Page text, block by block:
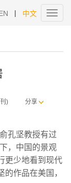
| 中文
)
分享
孔坚教授有过
，中国的景观
更少地看到现代
作品在美国，